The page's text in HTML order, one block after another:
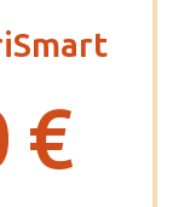
€